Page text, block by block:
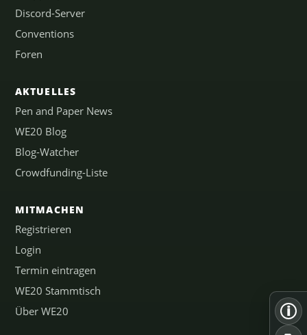
Discord-Server
Conventions
Foren
AKTUELLES
Pen and Paper News
WE20 Blog
Blog-Watcher
Crowdfunding-Liste
MITMACHEN
Registrieren
Login
Termin eintragen
WE20 Stammtisch
Über WE20
i